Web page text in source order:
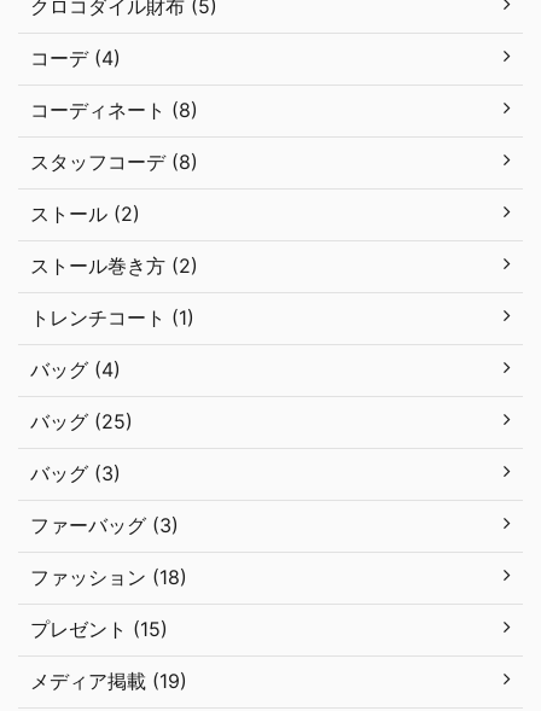
クロコダイル財布 (5)
コーデ (4)
コーディネート (8)
スタッフコーデ (8)
ストール (2)
ストール巻き方 (2)
トレンチコート (1)
バッグ (4)
バッグ (25)
バッグ (3)
ファーバッグ (3)
ファッション (18)
プレゼント (15)
メディア掲載 (19)